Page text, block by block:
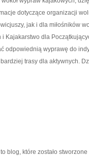
dotyczące organizacji
jak i dla miłośników
i Kajakarstwo dla
odpowiednią wyprawę do
trasy dla aktywnych.
blog, które zostało